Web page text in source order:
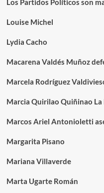
Los Partidos Políticos son
Louise Michel
Lydia Cacho
Macarena Valdés Muñoz
Marcela Rodríguez
Marcia Quirilao Quiñinao La
Marcos Ariel Antonioletti
Margarita Pisano
Mariana Villaverde
Marta Ugarte Román